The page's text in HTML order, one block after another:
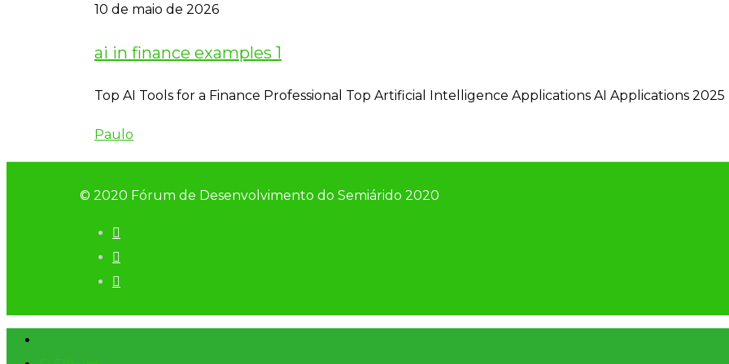
10 de maio de 2026
ai in finance examples 1
Top AI Tools for a Finance Professional Top Artificial Intelligence Applications AI Applications 2025
Paulo
© 2020 Fórum de Desenvolvimento do Semiárido 2020